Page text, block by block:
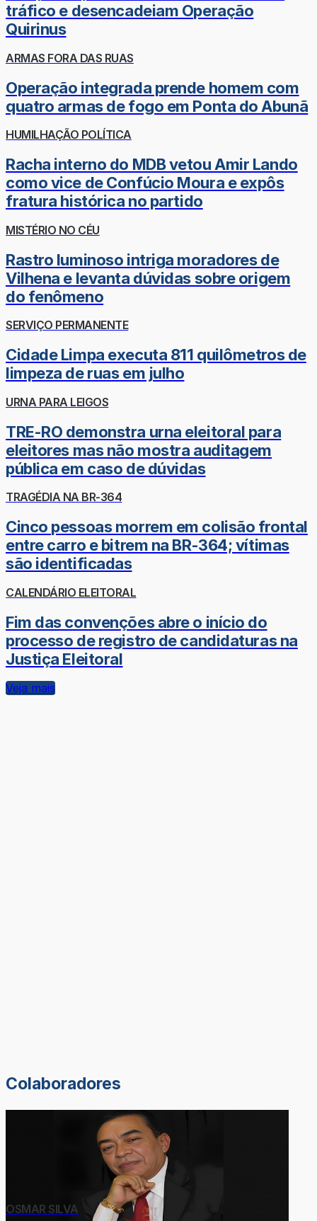
tráfico e desencadeiam Operação
Quirinus
ARMAS FORA DAS RUAS
Operação integrada prende homem com
quatro armas de fogo em Ponta do Abunã
HUMILHAÇÃO POLÍTICA
Racha interno do MDB vetou Amir Lando
como vice de Confúcio Moura e expôs
fratura histórica no partido
MISTÉRIO NO CÉU
Rastro luminoso intriga moradores de
Vilhena e levanta dúvidas sobre origem
do fenômeno
SERVIÇO PERMANENTE
Cidade Limpa executa 811 quilômetros de
limpeza de ruas em julho
URNA PARA LEIGOS
TRE-RO demonstra urna eleitoral para
eleitores mas não mostra auditagem
pública em caso de dúvidas
TRAGÉDIA NA BR-364
Cinco pessoas morrem em colisão frontal
entre carro e bitrem na BR-364; vítimas
são identificadas
CALENDÁRIO ELEITORAL
Fim das convenções abre o início do
processo de registro de candidaturas na
Justiça Eleitoral
Veja mais
Colaboradores
OSMAR SILVA